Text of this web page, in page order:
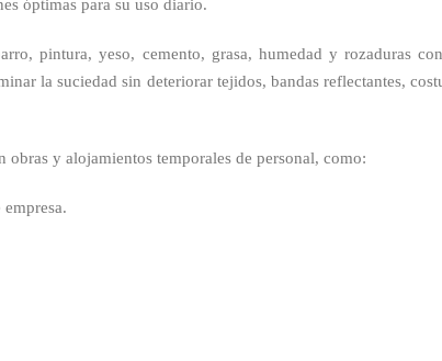
óptimas para su uso diario.
pintura, yeso, cemento, grasa, humedad y rozaduras
la suciedad sin deteriorar tejidos, bandas reflectantes,
obras y alojamientos temporales de personal, como: